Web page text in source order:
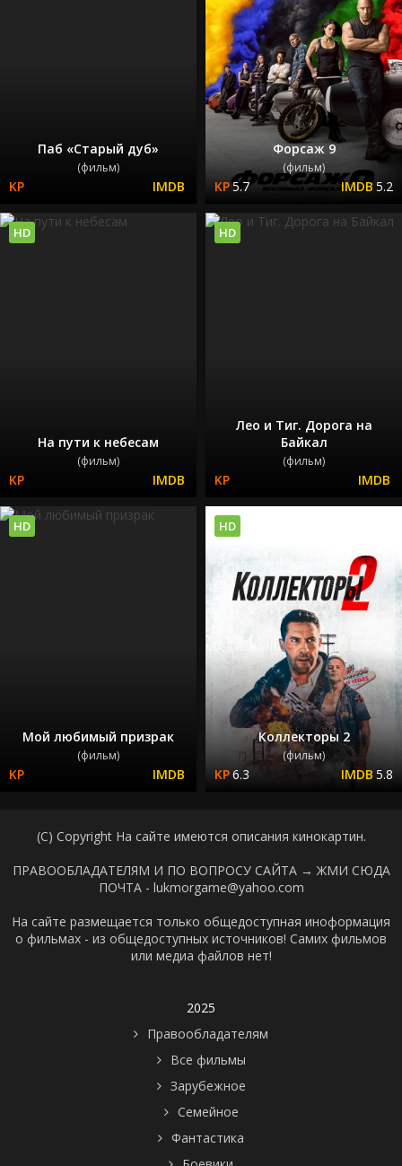
Паб «Старый дуб»
(фильм)
Форсаж 9
(фильм)
5.7 5.2
На пути к небесам
(фильм)
HD
Лео и Тиг. Дорога на
Байкал
(фильм)
HD
Мой любимый призрак
(фильм)
HD
Коллекторы 2
(фильм)
6.3 5.8
HD
(C) Copyright На сайте имеются описания кинокартин.
ПРАВООБЛАДАТЕЛЯМ И ПО ВОПРОСУ САЙТА → ЖМИ СЮДА
ПОЧТА - lukmorgame@yahoo.com
На сайте размещается только общедоступная иноформация
о фильмах - из общедоступных источников! Самих фильмов
или медиа файлов нет!
2025
Правообладателям
Все фильмы
Зарубежное
Семейное
Фантастика